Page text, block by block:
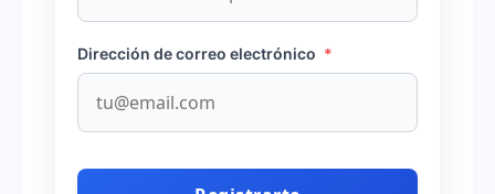
Dirección de correo electrónico *